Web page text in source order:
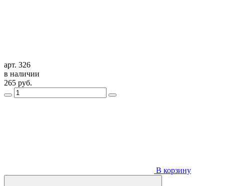
арт. 326
в наличии
265 руб.
В корзину